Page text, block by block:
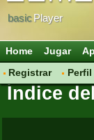
basicPlayer
Home Jugar
Registrar
Perfil
Índice